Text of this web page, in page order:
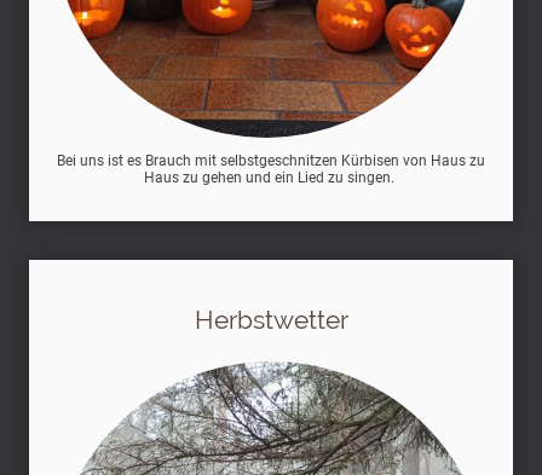
Bei uns ist es Brauch mit selbstgeschnitzen Kürbisen von Haus zu
Haus zu gehen und ein Lied zu singen.
Herbstwetter